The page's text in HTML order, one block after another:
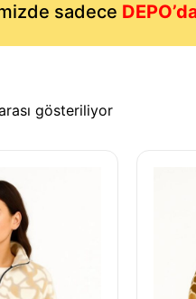
sadece
gösteriliyor